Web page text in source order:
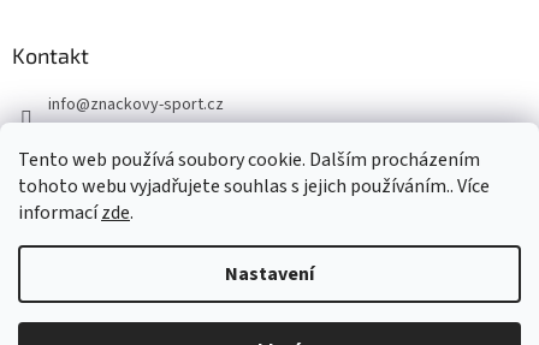
Tento web používá soubory cookie. Dalším procházením
tohoto webu vyjadřujete souhlas s jejich používáním.. Více
informacízde.
Nastavení
Kontakt
info@znackovy-sport.cz
Vytvořil Shoptet